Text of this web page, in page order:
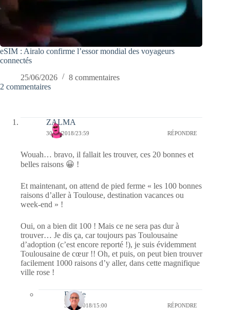
eSIM : Airalo confirme l’essor mondial des voyageurs
connectés
25/06/2026
8 commentaires
2 commentaires
ZALMA
30/05/2018/23:59 RÉPONDRE
Wouah… bravo, il fallait les trouver, ces 20 bonnes et
belles raisons 😀 !
Et maintenant, on attend de pied ferme « les 100 bonnes
raisons d’aller à Toulouse, destination vacances ou
week-end » !
Oui, on a bien dit 100 ! Mais ce ne sera pas dur à
trouver… Je dis ça, car toujours pas Toulousaine
d’adoption (c’est encore reporté !), je suis évidemment
Toulousaine de cœur !! Oh, et puis, on peut bien trouver
facilement 1000 raisons d’y aller, dans cette magnifique
ville rose !
Bernie
31/05/2018/15:00 RÉPONDRE